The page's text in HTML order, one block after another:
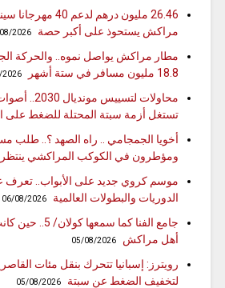
26.46 مليون درهم لدعم
مراكش يستحوذ على أكبر حصة
2026
مطار مراكش يواصل نموه.. والحركة
18.8 مليون مسافر في ستة أشهر
2026
محاولات
تستغل أزمة سبتة المحتلة للضغط على
أخويا الجمجامي .. راه الصهد ؟.. طلب
ومؤطرون في الكوكب المراكشي
موسم كروي جديد على الأبواب.. تعرف
الدوريات والبطولات العالمية
06/08/2026
جامع الفنا كما
أهل مراكش
05/08/2026
رويترز: إسبانيا تتحرك بنقل مئات
لتخفيف الضغط عن سبتة
05/08/2026